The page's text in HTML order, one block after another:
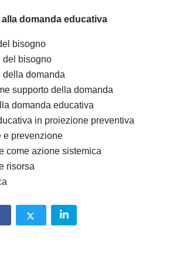
domanda educativa
bisogno
del bisogno
della domanda
supporto della domanda
domanda educativa
in proiezione preventiva
e prevenzione
come azione sistemica
risorsa